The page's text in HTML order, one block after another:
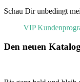
Schau Dir unbedingt
VIP
Den neuen Katalog